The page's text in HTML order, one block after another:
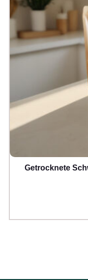
Getrocknete